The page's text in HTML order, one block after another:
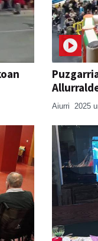
Aiurri 2025